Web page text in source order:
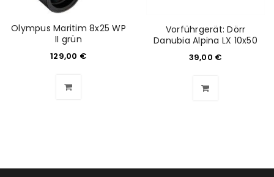
Passwort*
Olympus Maritim 8x25 WP
II grün
129,00 €
Vorführgerät: Dörr
Danubia Alpina LX 10x50
39,00 €